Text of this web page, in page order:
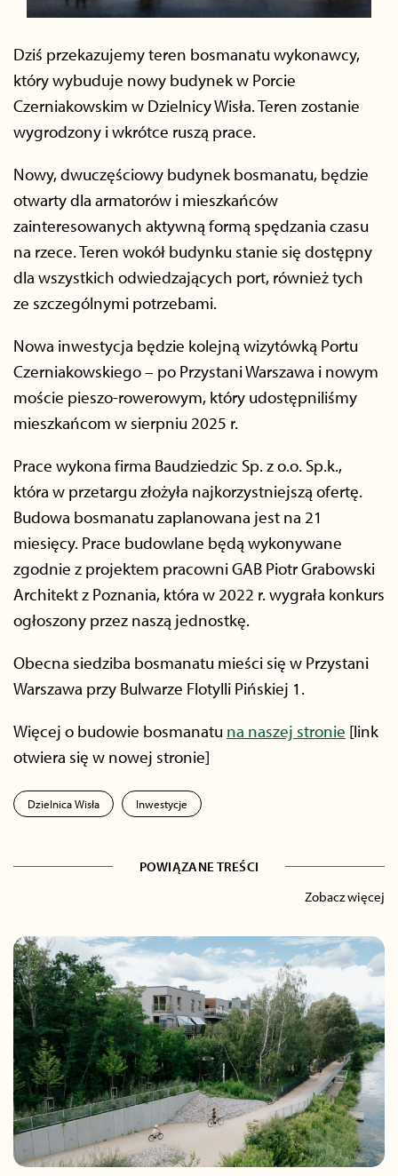
Dziś przekazujemy teren bosmanatu wykonawcy,
który wybuduje nowy budynek w Porcie
Czerniakowskim w Dzielnicy Wisła. Teren zostanie
wygrodzony i wkrótce ruszą prace.
Nowy, dwuczęściowy budynek bosmanatu, będzie
otwarty dla armatorów i mieszkańców
zainteresowanych aktywną formą spędzania czasu
na rzece. Teren wokół budynku stanie się dostępny
dla wszystkich odwiedzających port, również tych
ze szczególnymi potrzebami.
Nowa inwestycja będzie kolejną wizytówką Portu
Czerniakowskiego – po Przystani Warszawa i nowym
moście pieszo-rowerowym, który udostępniliśmy
mieszkańcom w sierpniu 2025 r.
Prace wykona firma Baudziedzic Sp. z o.o. Sp.k.,
która w przetargu złożyła najkorzystniejszą ofertę.
Budowa bosmanatu zaplanowana jest na 21
miesięcy. Prace budowlane będą wykonywane
zgodnie z projektem pracowni GAB Piotr Grabowski
Architekt z Poznania, która w 2022 r. wygrała konkurs
ogłoszony przez naszą jednostkę.
Obecna siedziba bosmanatu mieści się w Przystani
Warszawa przy Bulwarze Flotylli Pińskiej 1.
Więcej o budowie bosmanatu na naszej stronie [link
otwiera się w nowej stronie]
Dzielnica Wisła Inwestycje
POWIĄZANE TREŚCI
Zobacz więcej